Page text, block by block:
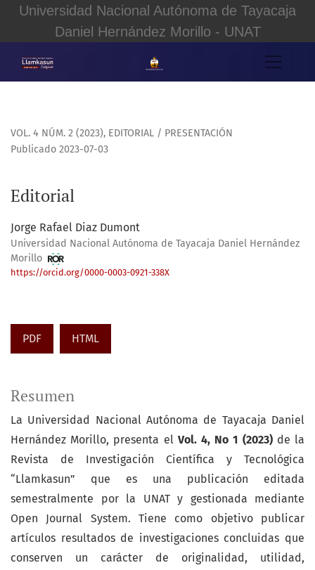
Universidad Nacional Autónoma de Tayacaja
Daniel Hernández Morillo - UNAT
VOL. 4 NÚM. 2 (2023), EDITORIAL / PRESENTACIÓN
Editorial
Publicado 2023-07-03
Jorge Rafael Diaz Dumont
Universidad Nacional Autónoma de Tayacaja Daniel Hernández
Morillo
https://orcid.org/0000-0003-0921-338X
PDF HTML
Resumen
La Universidad Nacional Autónoma de Tayacaja Daniel
Hernández Morillo, presenta el Vol. 4, No 1 (2023) de la
Revista de Investigación Científica y Tecnológica
“Llamkasun” que es una publicación editada
semestralmente por la UNAT y gestionada mediante
Open Journal System. Tiene como objetivo publicar
artículos resultados de investigaciones concluidas que
conserven un carácter de originalidad, utilidad,